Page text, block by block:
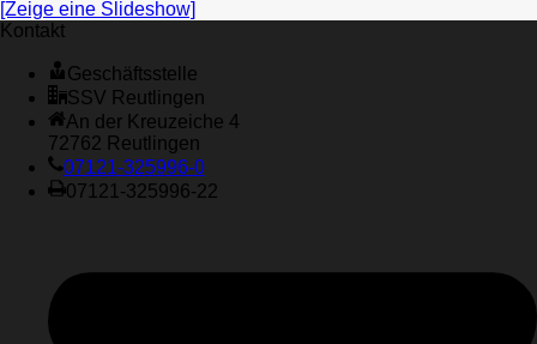
[Zeige eine Slideshow]
Kontakt
Geschäftsstelle
SSV Reutlingen
An der Kreuzeiche 4
72762 Reutlingen
07121-325996-0
07121-325996-22